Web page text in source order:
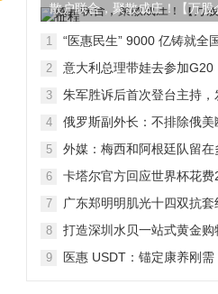
散户联合，聚散成庄！【万股
新征程
1
“医惠民生” 9000 亿铸就全
2
意大利总理带娃去参加G20
3
朱军胜诉后首次登台主持，
4
俄罗斯副外长：不排除俄美
5
外媒：梅西和阿根廷队留在
6
卡塔尔官方回应世界杯花费
7
广东郑明明肌光十四双抗套
8
打造深圳水贝一站式黄金购
9
医惠 USDT：锚定康养刚需